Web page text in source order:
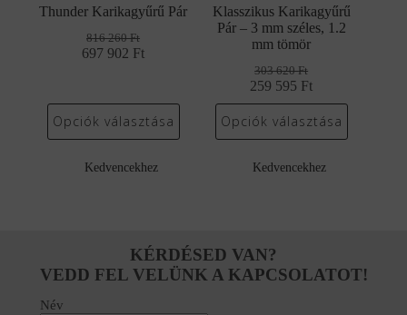
Thunder Karikagyűrű Pár
816 260Ft
Original
816
260 Ft.
697 902 Ft
Current
697
902 Ft.
Opciók választása
Kedvencekhez
Klasszikus Karikagyűrű
Pár – 3 mm széles, 1.2
mm tömör
303 620Ft
Original
price
was:
259 595 Ft
Current
price
is:
Opciók választása
Kedvencekhez
KÉRDÉSED VAN?
VEDD FEL VELÜNK A KAPCSOLATOT!
Név